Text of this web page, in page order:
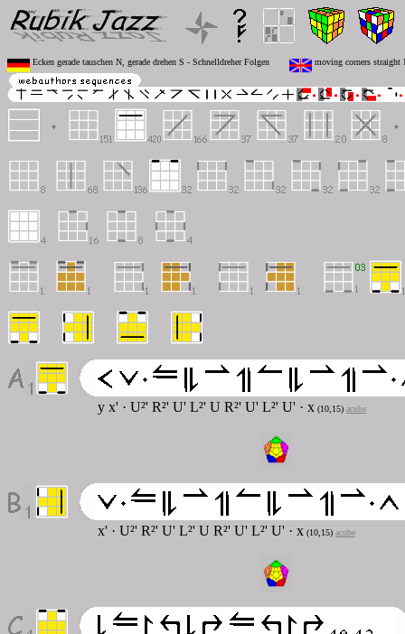
Ecken gerade tauschen N, gerade drehen S - Schnelldreher Folgen moving corners straight
y x' · U²' R²' U' L²' U R²' U' L²' U' · x (10,15) acube
x' · U²' R²' U' L²' U R²' U' L²' U' · x (10,15) acube